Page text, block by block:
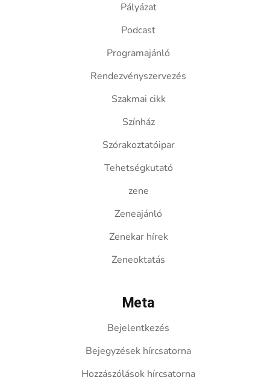
Pályázat
Podcast
Programajánló
Rendezvényszervezés
Szakmai cikk
Színház
Szórakoztatóipar
Tehetségkutató
zene
Zeneajánló
Zenekar hírek
Zeneoktatás
Meta
Bejelentkezés
Bejegyzések hírcsatorna
Hozzászólások hírcsatorna